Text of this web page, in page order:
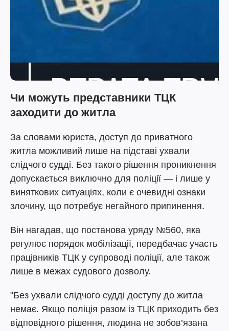
Чи можуть представники ТЦК
заходити до житла
За словами юриста, доступ до приватного
житла можливий лише на підставі ухвали
слідчого судді. Без такого рішення проникнення
допускається виключно для поліції — і лише у
виняткових ситуаціях, коли є очевидні ознаки
злочину, що потребує негайного припинення.
Він нагадав, що постанова уряду №560, яка
регулює порядок мобілізації, передбачає участь
працівників ТЦК у супроводі поліції, але також
лише в межах судового дозволу.
"Без ухвали слідчого судді доступу до житла
немає. Якщо поліція разом із ТЦК приходить без
відповідного рішення, людина не зобов’язана